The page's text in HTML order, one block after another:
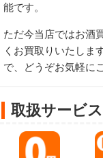
能です。
ただ今当店ではお酒
くお買取りいたしま
で、どうぞお気軽に
取扱サービス